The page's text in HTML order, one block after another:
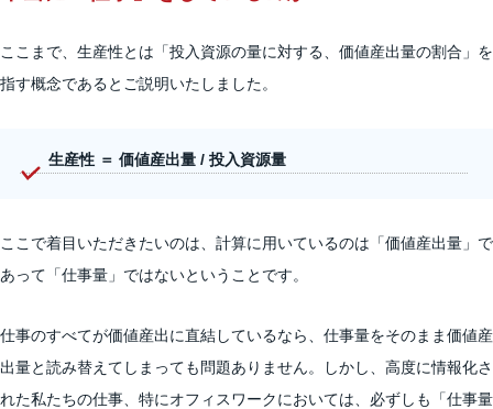
ここまで、生産性とは「投入資源の量に対する、価値産出量の割合」を
指す概念であるとご説明いたしました。
生産性 ＝ 価値産出量 / 投入資源量
ここで着目いただきたいのは、計算に用いているのは「価値産出量」で
あって「仕事量」ではないということです。
仕事のすべてが価値産出に直結しているなら、仕事量をそのまま価値産
出量と読み替えてしまっても問題ありません。しかし、高度に情報化さ
れた私たちの仕事、特にオフィスワークにおいては、必ずしも「仕事量